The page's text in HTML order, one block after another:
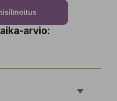
arvio: